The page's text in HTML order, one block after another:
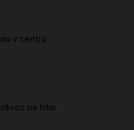
v centru
na trhu